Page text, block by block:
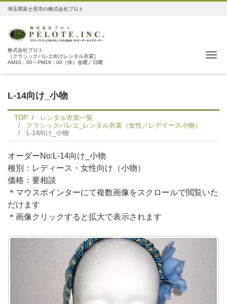
埼玉県富士見市の株式会社プロト
株式会社プロト
［クラシックバレエ向けレンタル衣裳］
AM10：00～PM19：00（休）金曜／日曜
L-14向け_小物
TOP
レンタル衣裳一覧
クラシックバレエ_レンタル衣裳（女性／レデイース小物）
L-14向け_小物
オーダーNo:L-14向け_小物
種別：レディース・女性向け（小物）
価格：要相談
＊マウスポインターにて複数画像をスクロールで閲覧いた
だけます
＊画像クリックすると拡大で表示されます